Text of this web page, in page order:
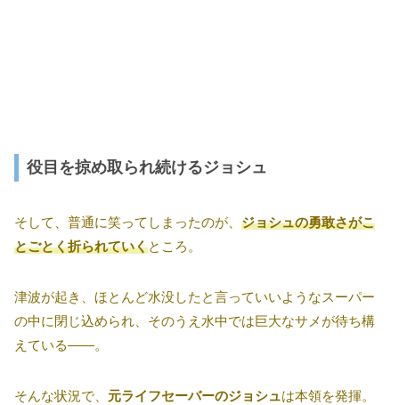
役目を掠め取られ続けるジョシュ
そして、普通に笑ってしまったのが、 ジョシュの勇敢さがこ
とごとく折られていくところ。
津波が起き、ほとんど水没したと言っていいようなスーパー
の中に閉じ込められ、そのうえ水中では巨大なサメが待ち構
えている――。
そんな状況で、 元ライフセーバーのジョシュは本領を発揮。